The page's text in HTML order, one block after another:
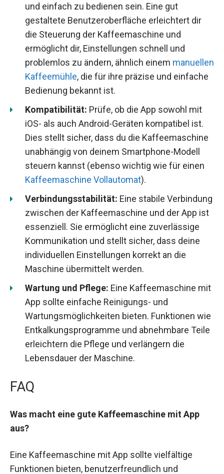
und einfach zu bedienen sein. Eine gut
gestaltete Benutzeroberfläche erleichtert dir
die Steuerung der Kaffeemaschine und
ermöglicht dir, Einstellungen schnell und
problemlos zu ändern, ähnlich einem manuellen
Kaffeemühle, die für ihre präzise und einfache
Bedienung bekannt ist.
Kompatibilität: Prüfe, ob die App sowohl mit
iOS- als auch Android-Geräten kompatibel ist.
Dies stellt sicher, dass du die Kaffeemaschine
unabhängig von deinem Smartphone-Modell
steuern kannst (ebenso wichtig wie für einen
Kaffeemaschine Vollautomat).
Verbindungsstabilität: Eine stabile Verbindung
zwischen der Kaffeemaschine und der App ist
essenziell. Sie ermöglicht eine zuverlässige
Kommunikation und stellt sicher, dass deine
individuellen Einstellungen korrekt an die
Maschine übermittelt werden.
Wartung und Pflege: Eine Kaffeemaschine mit
App sollte einfache Reinigungs- und
Wartungsmöglichkeiten bieten. Funktionen wie
Entkalkungsprogramme und abnehmbare Teile
erleichtern die Pflege und verlängern die
Lebensdauer der Maschine.
FAQ
Was macht eine gute Kaffeemaschine mit App
aus?
Eine Kaffeemaschine mit App sollte vielfältige
Funktionen bieten, benutzerfreundlich und